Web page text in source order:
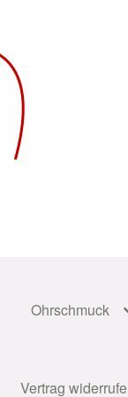
Ohrschmuck
Vertrag